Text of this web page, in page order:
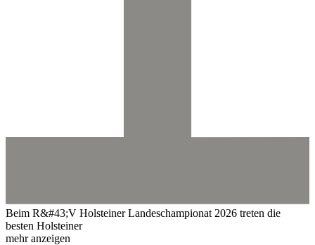
Beim R&#43;V Holsteiner Landeschampionat 2026 treten die
besten Holsteiner
mehr anzeigen